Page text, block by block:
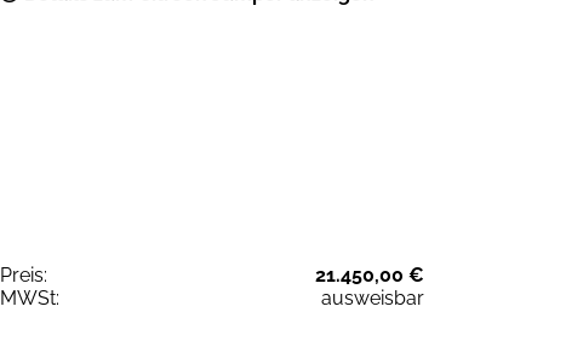
Preis:
21.450,00 €
MWSt:
ausweisbar